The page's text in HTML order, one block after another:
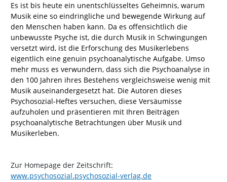
Es ist bis heute ein unentschlüsseltes Geheimnis, warum
Musik eine so eindringliche und bewegende Wirkung auf
den Menschen haben kann. Da es offensichtlich die
unbewusste Psyche ist, die durch Musik in Schwingungen
versetzt wird, ist die Erforschung des Musikerlebens
eigentlich eine genuin psychoanalytische Aufgabe. Umso
mehr muss es verwundern, dass sich die Psychoanalyse in
den 100 Jahren ihres Bestehens vergleichsweise wenig mit
Musik auseinandergesetzt hat. Die Autoren dieses
Psychosozial-Heftes versuchen, diese Versäumisse
aufzuholen und präsentieren mit Ihren Beiträgen
psychoanalytische Betrachtungen über Musik und
Musikerleben.
Zur Homepage der Zeitschrift:
www.psychosozial.psychosozial-verlag.de